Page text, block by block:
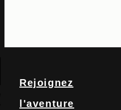
Rejoignez
l'aventure